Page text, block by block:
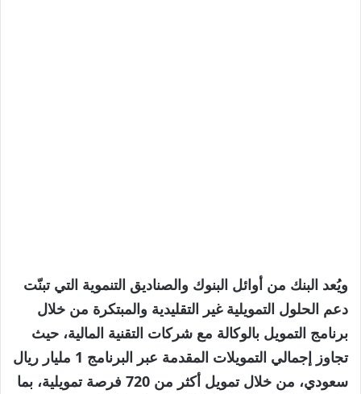
ويُعد البنك من أوائل البنوك والصناديق التنموية التي تبنّت
دعم الحلول التمويلية غير التقليدية والمبتكرة من خلال
برنامج التمويل بالوكالة مع شركات التقنية المالية، حيث
تجاوز إجمالي التمويلات المقدمة عبر البرنامج 1 مليار ريال
سعودي، من خلال تمويل أكثر من 720 فرصة تمويلية، بما